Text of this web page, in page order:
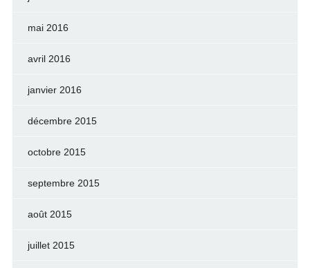
mai 2016
avril 2016
janvier 2016
décembre 2015
octobre 2015
septembre 2015
août 2015
juillet 2015